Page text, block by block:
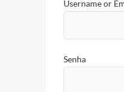
Username or
Senha